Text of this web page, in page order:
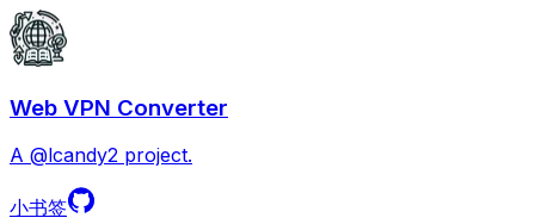
Web VPN Converter
A @lcandy2 project.
小书签